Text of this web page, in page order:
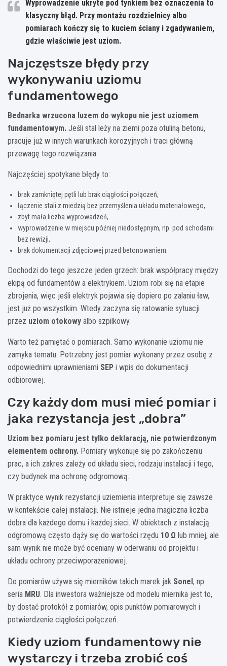
Wyprowadzenie ukryte pod tynkiem bez oznaczenia to
klasyczny błąd. Przy montażu rozdzielnicy albo
pomiarach kończy się to kuciem ściany i zgadywaniem,
gdzie właściwie jest uziom.
Najczęstsze błędy przy
wykonywaniu uziomu
fundamentowego
Bednarka wrzucona luzem do wykopu nie jest uziomem
fundamentowym. Jeśli stal leży na ziemi poza otuliną betonu,
pracuje już w innych warunkach korozyjnych i traci główną
przewagę tego rozwiązania.
Najczęściej spotykane błędy to:
brak zamkniętej pętli lub brak ciągłości połączeń,
łączenie stali z miedzią bez przemyślenia układu materiałowego,
zbyt mała liczba wyprowadzeń,
wyprowadzenie w miejscu później niedostępnym, np. pod schodami
bez rewizji,
brak dokumentacji zdjęciowej przed betonowaniem.
Dochodzi do tego jeszcze jeden grzech: brak współpracy między
ekipą od fundamentów a elektrykiem. Uziom robi się na etapie
zbrojenia, więc jeśli elektryk pojawia się dopiero po zalaniu ław,
jest już po wszystkim. Wtedy zaczyna się ratowanie sytuacji
przez uziom otokowy albo szpilkowy.
Warto też pamiętać o pomiarach. Samo wykonanie uziomu nie
zamyka tematu. Potrzebny jest pomiar wykonany przez osobę z
odpowiednimi uprawnieniami SEP i wpis do dokumentacji
odbiorowej.
Czy każdy dom musi mieć pomiar i
jaka rezystancja jest „dobra”
Uziom bez pomiaru jest tylko deklaracją, nie potwierdzonym
elementem ochrony. Pomiary wykonuje się po zakończeniu
prac, a ich zakres zależy od układu sieci, rodzaju instalacji i tego,
czy budynek ma ochronę odgromową.
W praktyce wynik rezystancji uziemienia interpretuje się zawsze
w kontekście całej instalacji. Nie istnieje jedna magiczna liczba
dobra dla każdego domu i każdej sieci. W obiektach z instalacją
odgromową często dąży się do wartości rzędu 10 Ω lub mniej, ale
sam wynik nie może być oceniany w oderwaniu od projektu i
układu ochrony przeciwporażeniowej.
Do pomiarów używa się mierników takich marek jak Sonel, np.
seria MRU. Dla inwestora ważniejsze od modelu miernika jest to,
by dostać protokół z pomiarów, opis punktów pomiarowych i
potwierdzenie ciągłości połączeń.
Kiedy uziom fundamentowy nie
wystarczy i trzeba zrobić coś